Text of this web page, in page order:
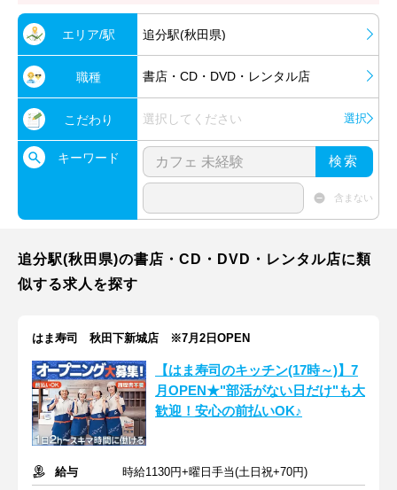
エリア/駅 追分駅(秋田県)
職種 書店・CD・DVD・レンタル店
こだわり 選択してください 選択
キーワード 検索
含まない
追分駅(秋田県)の書店・CD・DVD・レンタル店に類
似する求人を探す
はま寿司 秋田下新城店 ※7月2日OPEN
【はま寿司のキッチン(17時～)】7
月OPEN★"部活がない日だけ"も大
歓迎！安心の前払いOK♪
給与
時給1130円+曜日手当(土日祝+70円)